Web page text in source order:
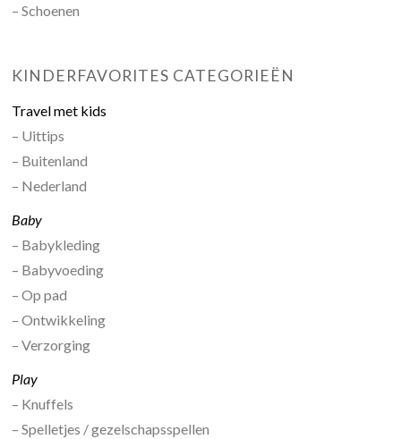
– Schoenen
KINDERFAVORITES CATEGORIEËN
Travel met kids
– Uittips
– Buitenland
– Nederland
Baby
– Babykleding
– Babyvoeding
– Op pad
– Ontwikkeling
– Verzorging
Play
– Knuffels
– Spelletjes / gezelschapsspellen